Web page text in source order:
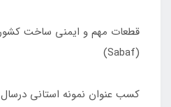
(Sabaf)
کسب عنوان نمونه استانی درسال ٩۶